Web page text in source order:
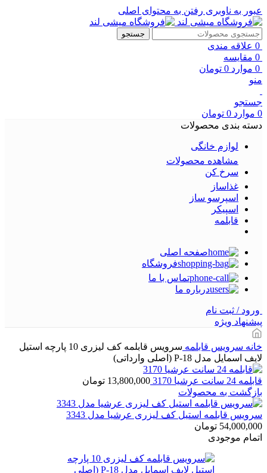
عبور به ناوبری رفتن به محتوای اصلی
جستجو
0 علاقه مندی
0 مقایسه
0 موارد 0 تومان
منو
جستجو
0 موارد 0 تومان
دسته بندی محصولات
لوازم خانگی
مشاهده محصولات
سرخ کن
غذاساز
اسپرسو ساز
اسپیکر
قابلمه
صفحه اصلی
فروشگاه
تماس با ما
درباره ما
ورود / ثبت نام
پیشنهاد ویژه
خانه سرویس قابلمه
سرویس قابلمه کف لیزری 10 پارچه استیل
لایف اسمایل مدل P-18 (اصلی وارداتی)
قابلمه 24 سانت عرشیا 3170 13,800,000 تومان
بازگشت به محصولات
سرویس قابلمه استیل کف لیزری عرشیا مدل 3343
54,000,000 تومان
اتمام موجودی